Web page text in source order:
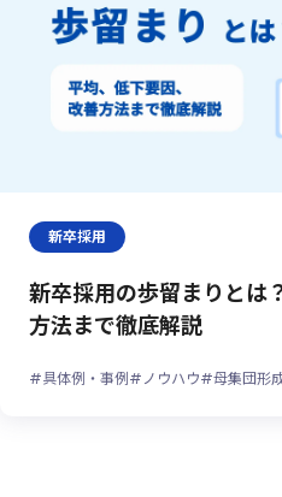
新卒採用
新卒採用の歩留まりとは
方法まで徹底解説
#具体例・事例#ノウハウ#母集団形